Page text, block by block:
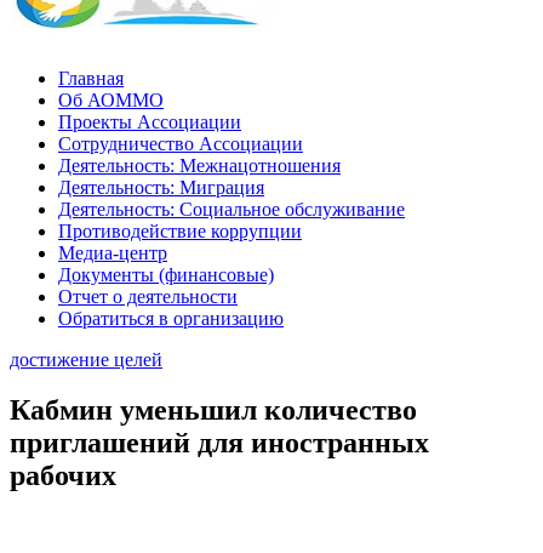
Главная
Об АОММО
Проекты Ассоциации
Сотрудничество Ассоциации
Деятельность: Межнацотношения
Деятельность: Миграция
Деятельность: Социальное обслуживание
Противодействие коррупции
Медиа-центр
Документы (финансовые)
Отчет о деятельности
Обратиться в организацию
достижение целей
Кабмин уменьшил количество
приглашений для иностранных
рабочих